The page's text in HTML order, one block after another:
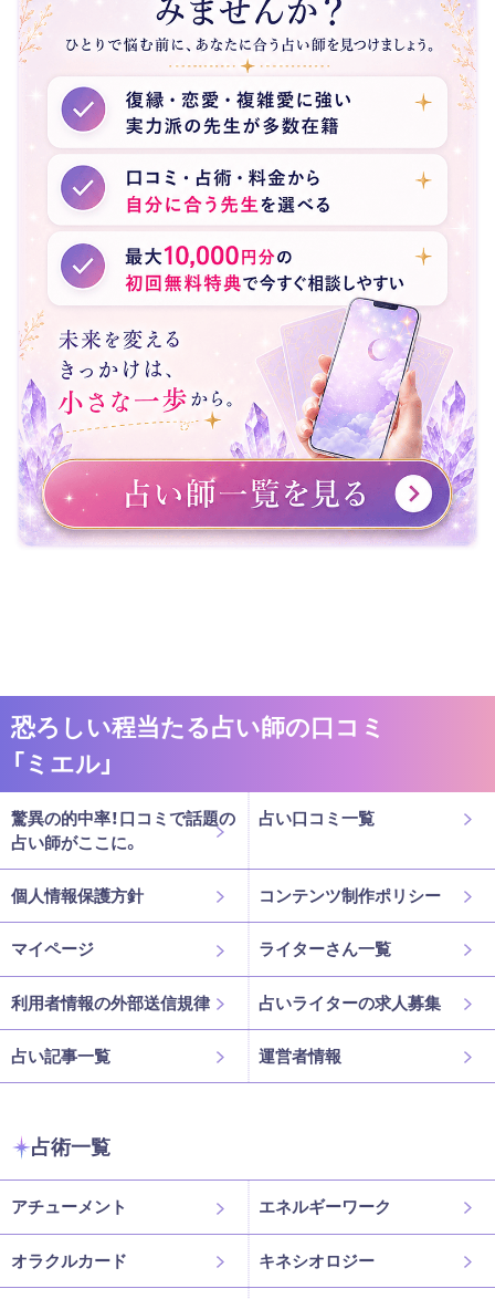
恐ろしい程当たる占い師の口コミ
「ミエル」
驚異の的中率！口コミで話題の
占い師がここに。
占い口コミ一覧
個人情報保護方針 コンテンツ制作ポリシー
マイページ ライターさん一覧
利用者情報の外部送信規律 占いライターの求人募集
占い記事一覧 運営者情報
占術一覧
アチューメント エネルギーワーク
オラクルカード キネシオロジー